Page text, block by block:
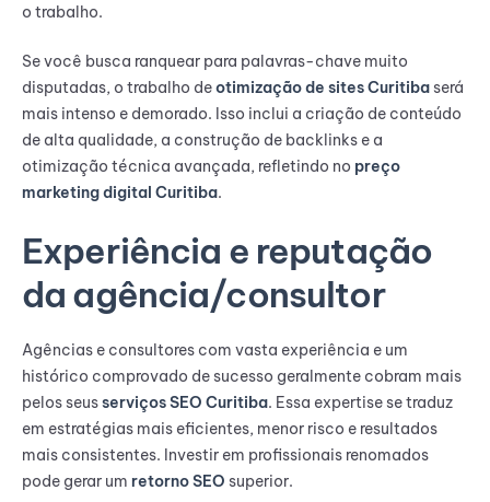
o trabalho.
Se você busca ranquear para palavras-chave muito
disputadas, o trabalho deotimização de sites Curitiba será
mais intenso e demorado. Isso inclui a criação de conteúdo
de alta qualidade, a construção de backlinks e a
otimização técnica avançada, refletindo no preço
marketing digital Curitiba.
Experiência e reputação
da agência/consultor
Agências e consultores com vasta experiência e um
histórico comprovado de sucesso geralmente cobram mais
pelos seusserviços SEO Curitiba. Essa expertise se traduz
em estratégias mais eficientes, menor risco e resultados
mais consistentes. Investir em profissionais renomados
pode gerar um retorno SEO superior.